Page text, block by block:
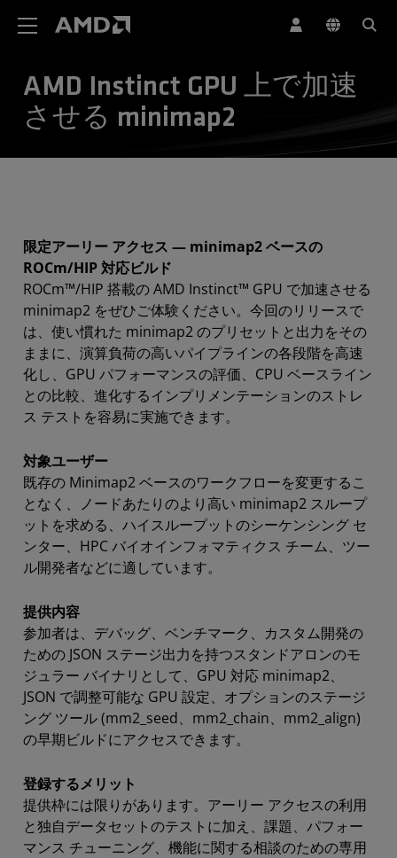
AMD Instinct GPU 上で加速
させる minimap2
限定アーリー アクセス — minimap2 ベースの
ROCm/HIP 対応ビルド
ROCm™/HIP 搭載の AMD Instinct™ GPU で加速させる
minimap2 をぜひご体験ください。今回のリリースで
は、使い慣れた minimap2 のプリセットと出力をその
ままに、演算負荷の高いパイプラインの各段階を高速
化し、GPU パフォーマンスの評価、CPU ベースライン
との比較、進化するインプリメンテーションのストレ
ス テストを容易に実施できます。
対象ユーザー
既存の Minimap2 ベースのワークフローを変更するこ
となく、ノードあたりのより高い minimap2 スループ
ットを求める、ハイスループットのシーケンシング セ
ンター、HPC バイオインフォマティクス チーム、ツー
ル開発者などに適しています。
提供内容
参加者は、デバッグ、ベンチマーク、カスタム開発の
ための JSON ステージ出力を持つスタンドアロンのモ
ジュラー バイナリとして、GPU 対応 minimap2、
JSON で調整可能な GPU 設定、オプションのステージ
ング ツール (mm2_seed、mm2_chain、mm2_align)
の早期ビルドにアクセスできます。
登録するメリット
提供枠には限りがあります。アーリー アクセスの利用
と独自データセットのテストに加え、課題、パフォー
マンス チューニング、機能に関する相談のための専用